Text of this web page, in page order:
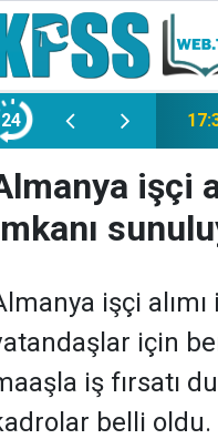
24
işçi
işçi alımı
için
iş fırsatı
belli oldu.